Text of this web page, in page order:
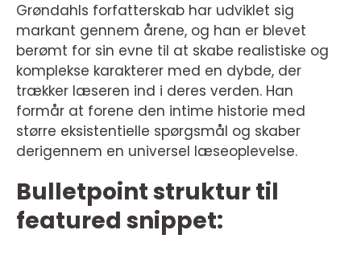
Grøndahls forfatterskab har udviklet sig
markant gennem årene, og han er blevet
berømt for sin evne til at skabe realistiske og
komplekse karakterer med en dybde, der
trækker læseren ind i deres verden. Han
formår at forene den intime historie med
større eksistentielle spørgsmål og skaber
derigennem en universel læseoplevelse.
Bulletpoint struktur til
featured snippet: